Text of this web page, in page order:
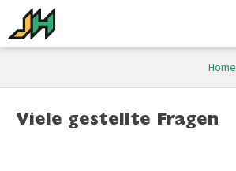
Home
Viele gestellte Fragen